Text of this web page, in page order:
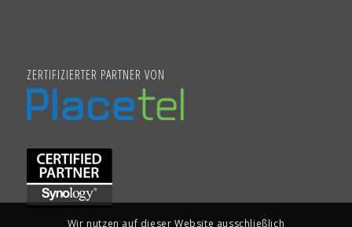
ZERTIFIZIERTER PARTNER VON
Wir nutzen auf dieser Website ausschließlich